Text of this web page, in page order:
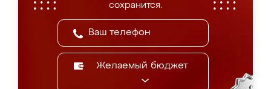
сохранится.
Желаемый бюджет